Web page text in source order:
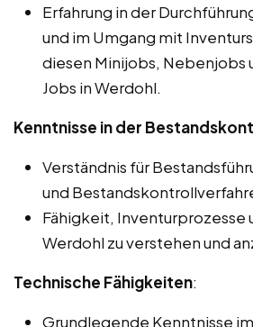
Erfahrung in der
und im Umgang mit
diesen Minijobs, Nebenjobs
Jobs in Werdohl.
Kenntnisse in der
Verständnis für
und
Fähigkeit, Inventurprozesse
Werdohl zu verstehen und
Technische Fähigkeiten:
Grundlegende Kenntnisse